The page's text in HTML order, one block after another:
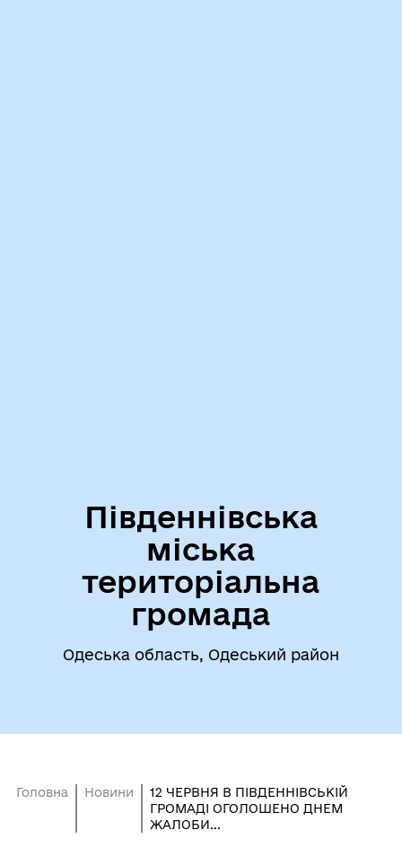
Південнівська
міська
територіальна
громада
Одеська область, Одеський район
Головна Новини
12 ЧЕРВНЯ В ПІВДЕННІВСЬКІЙ
ГРОМАДІ ОГОЛОШЕНО ДНЕМ
ЖАЛОБИ...